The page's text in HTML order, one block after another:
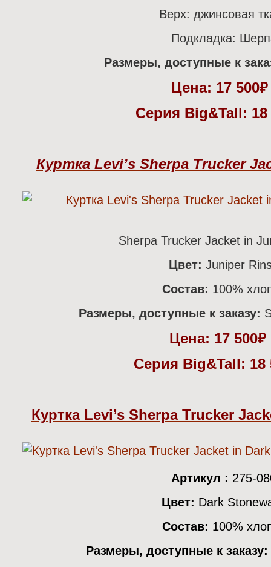
Верх: джинсовая
Подкладка:
Размеры, доступные к
Цена: 17
Серия Big&Tall: 18
Куртка Levi’s Sherpa Trucker
Sherpa Trucker Jacket in
Цвет: Juniper
Состав: 100%
Размеры, доступные к заказу:
Цена: 17
Серия Big&Tall: 18
Куртка Levi’s Sherpa Trucker
Артикул : 275-
Цвет: Dark
Состав: 100%
Размеры, доступные к заказу: